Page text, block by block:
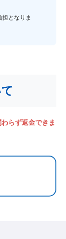
となりま
らず返金できま